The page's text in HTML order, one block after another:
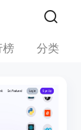
榜 分类